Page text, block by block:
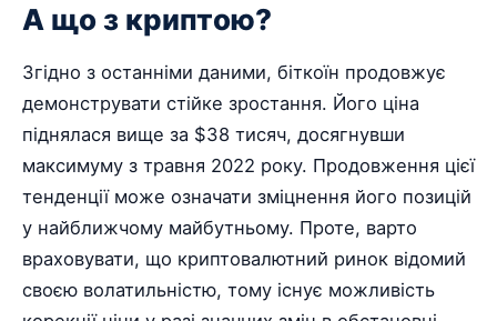
А що з криптою?
Згідно з останніми даними, біткоїн продовжує
демонструвати стійке зростання. Його ціна
піднялася вище за $38 тисяч, досягнувши
максимуму з травня 2022 року. Продовження цієї
тенденції може означати зміцнення його позицій
у найближчому майбутньому. Проте, варто
враховувати, що криптовалютний ринок відомий
своєю волатильністю, тому існує можливість